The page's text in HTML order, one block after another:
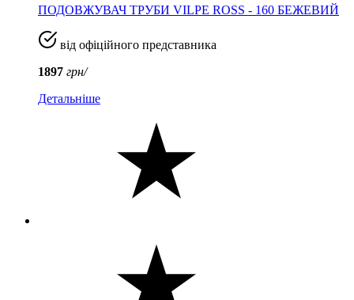
ПОДОВЖУВАЧ ТРУБИ VILPE ROSS - 160 БЕЖЕВИЙ
від офіційного представника
1897 грн/
Детальніше